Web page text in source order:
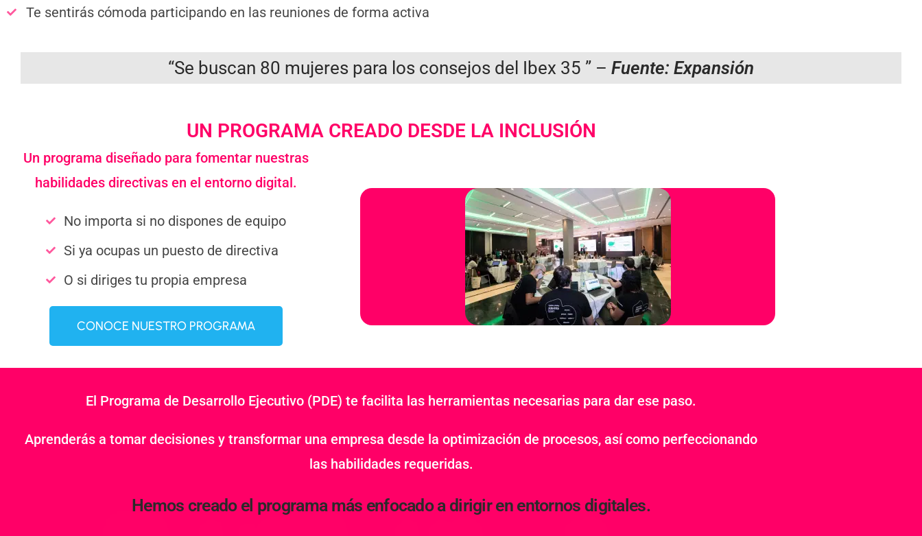
Te sentirás cómoda participando en las reuniones de forma activa
“Se buscan 80 mujeres para los consejos del Ibex 35 ” – Fuente: Expansión
UN PROGRAMA CREADO DESDE LA INCLUSIÓN
Un programa diseñado para fomentar nuestras
habilidades directivas en el entorno digital.
No importa si no dispones de equipo
Si ya ocupas un puesto de directiva
O si diriges tu propia empresa
CONOCE NUESTRO PROGRAMA
El Programa de Desarrollo Ejecutivo (PDE) te facilita las herramientas necesarias para dar ese paso.
Aprenderás a tomar decisiones y transformar una empresa desde la optimización de procesos, así como perfeccionando
las habilidades requeridas.
Hemos creado el programa más enfocado a dirigir en entornos digitales.